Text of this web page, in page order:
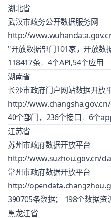
湖北省
武汉市政务公开数据服务网
http://
"开放数据部门101家，开放数
118417条，4个API,54个应用
湖南省
长沙市政府门户网站数据开放
http://
40个部门，236个接口，6个
江苏省
苏州市政府数据开放平台
http://www.suzhou.gov.cn/
常州市政府数据开放平台
http://
390705条数据； 198个数据资
黑龙江省